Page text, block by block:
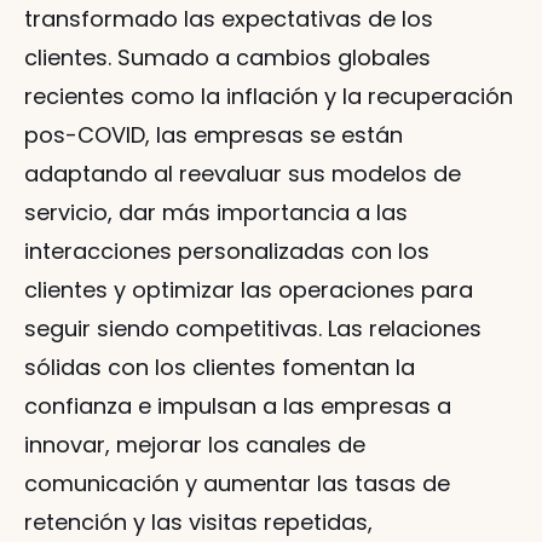
transformado las expectativas de los
clientes. Sumado a cambios globales
recientes como la inflación y la recuperación
pos-COVID, las empresas se están
adaptando al reevaluar sus modelos de
servicio, dar más importancia a las
interacciones personalizadas con los
clientes y optimizar las operaciones para
seguir siendo competitivas. Las relaciones
sólidas con los clientes fomentan la
confianza e impulsan a las empresas a
innovar, mejorar los canales de
comunicación y aumentar las tasas de
retención y las visitas repetidas,